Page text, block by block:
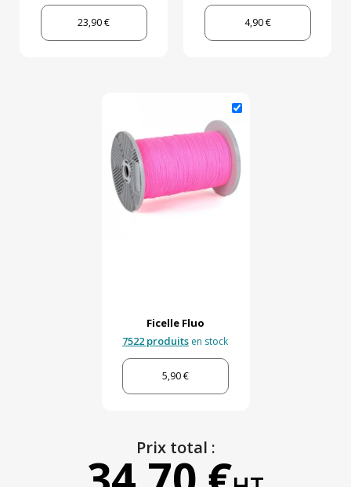
23,90 € 4,90 €
Ficelle Fluo
7522 produits en stock
5,90 €
Prix total :